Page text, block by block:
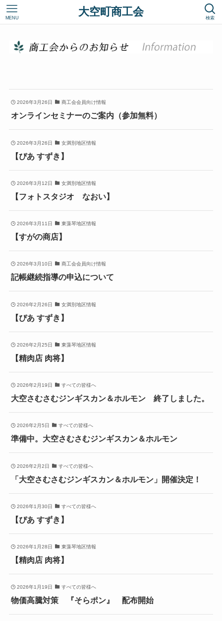
大空町商工会 検索
MENU
2026年3月26日 商工会会員向け情報
オンラインセミナーのご案内（参加無料）
2026年3月26日 女満別地区情報
【ぴあ すずき】
2026年3月12日 女満別地区情報
【フォトスタジオ なおい】
2026年3月11日 東藻琴地区情報
【すがの商店】
2026年3月10日 商工会会員向け情報
記帳継続指導の申込について
2026年2月26日 女満別地区情報
【ぴあ すずき】
2026年2月25日 東藻琴地区情報
【精肉店 肉将】
2026年2月19日 すべての皆様へ
大空さむさむジンギスカン＆ホルモン 終了しました。
2026年2月5日 すべての皆様へ
準備中。大空さむさむジンギスカン＆ホルモン
2026年2月2日 すべての皆様へ
「大空さむさむジンギスカン＆ホルモン」開催決定！
2026年1月30日 すべての皆様へ
【ぴあ すずき】
2026年1月28日 東藻琴地区情報
【精肉店 肉将】
2026年1月19日 すべての皆様へ
物価高騰対策 『そらポン』 配布開始